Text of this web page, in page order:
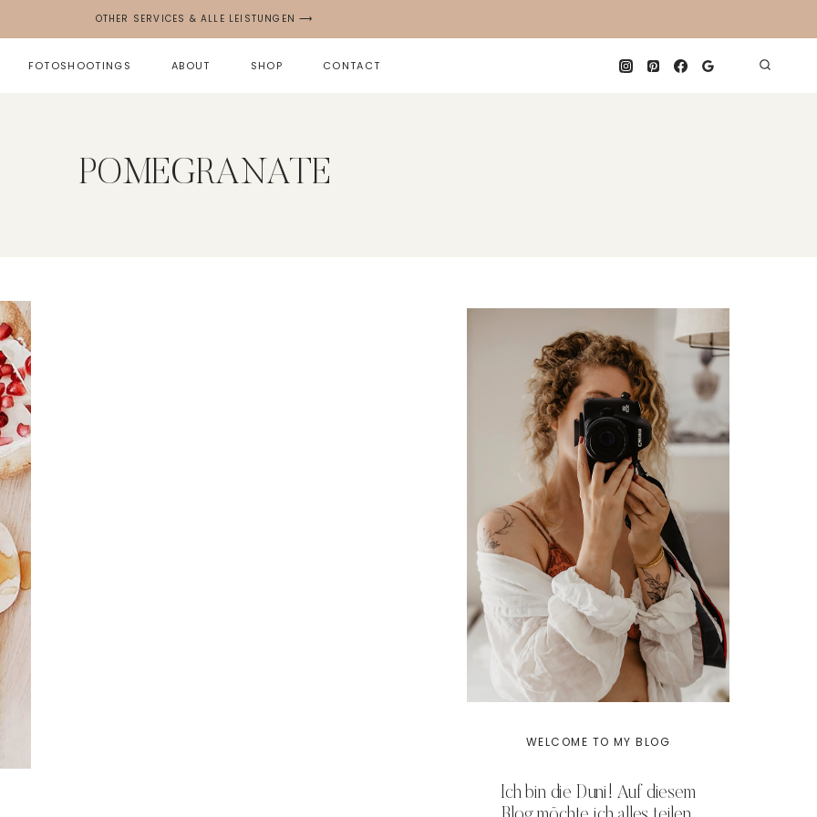
OTHER SERVICES & ALLE LEISTUNGEN ⟶
FOTOSHOOTINGS ABOUT SHOP CONTACT
POMEGRANATE
WELCOME TO MY BLOG
Ich bin die Duni! Auf diesem